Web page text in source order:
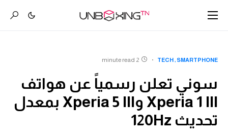
SMARTPHONE
TECH
2 minute read
سوني تعلن رسمياً عن هواتف
Xperia 1 III وXperia 5 III بمعدل
تحديث 120Hz